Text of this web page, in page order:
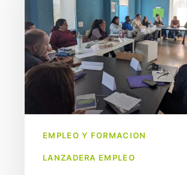
oportunidad:
la
Lanzadera
acoge
un
Javier
EMPLEO Y FORMACION
LANZADERA EMPLEO